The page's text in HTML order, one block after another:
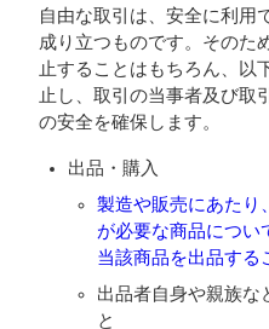
自由な取引は、安全に利用
成り立つものです。そのた
止することはもちろん、以
止し、取引の当事者及び取
の安全を確保します。
出品・購入
製造や販売にあたり
が必要な商品につい
当該商品を出品する
出品者自身や親族な
と